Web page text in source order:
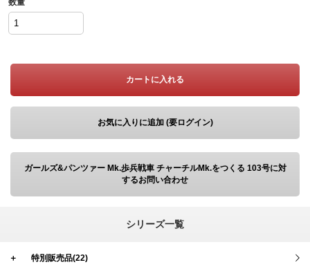
カートに入れる
お気に入りに追加 (要ログイン)
ガールズ&パンツァー Mk.歩兵戦車 チャーチルMk.をつくる 103号に対
するお問い合わせ
シリーズ一覧
＋ 特別販売品(22)